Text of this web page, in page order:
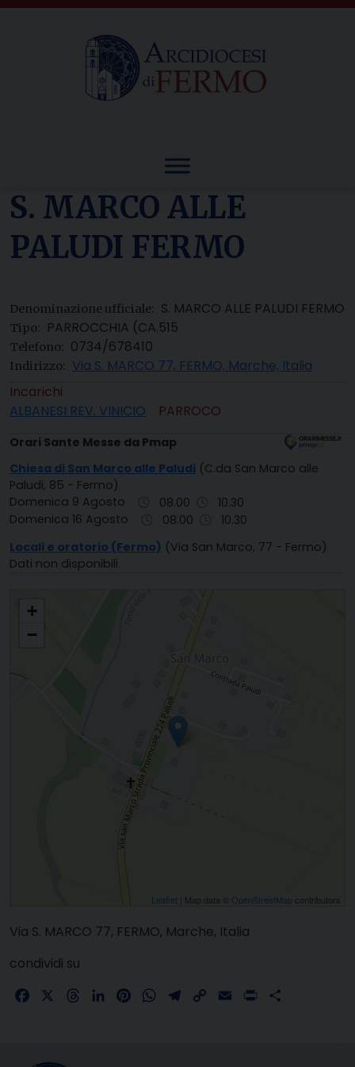
Skip
S. MARCO ALLE
PALUDI FERMO
Denominazione ufficiale: S. MARCO ALLE PALUDI FERMO
Tipo: PARROCCHIA (CA.515
Telefono: 0734/678410
Indirizzo:
Via S. MARCO 77, FERMO, Marche, Italia
Incarichi
ALBANESI REV. VINICIO
PARROCO
Orari Sante Messe da Pmap
Chiesa di San Marco alle Paludi (C.da San Marco alle
Paludi, 85 - Fermo)
Domenica 9 Agosto
08.00
10.30
Domenica 16 Agosto
08.00
10.30
Locali e oratorio (Fermo) (Via San Marco, 77 - Fermo)
Dati non disponibili
+
−
Leaflet | Map data © OpenStreetMap contributors
Via S. MARCO 77, FERMO, Marche, Italia
condividi su
FacebookThreadsLinkedInPinterestWhatsApp
Telegram
Copy Email Print